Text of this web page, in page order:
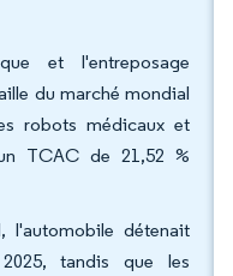
et l'entreposage
du marché mondial
robots médicaux et
TCAC de 21,52 %
l'automobile détenait
tandis que les